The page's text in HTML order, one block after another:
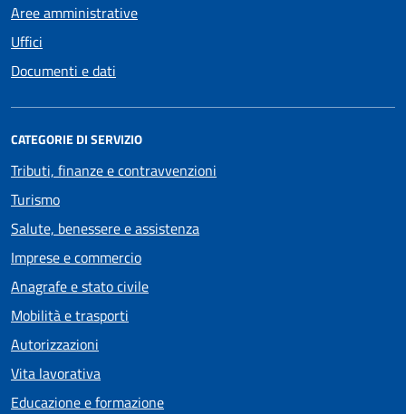
Aree amministrative
Uffici
Documenti e dati
CATEGORIE DI SERVIZIO
Tributi, finanze e contravvenzioni
Turismo
Salute, benessere e assistenza
Imprese e commercio
Anagrafe e stato civile
Mobilità e trasporti
Autorizzazioni
Vita lavorativa
Educazione e formazione